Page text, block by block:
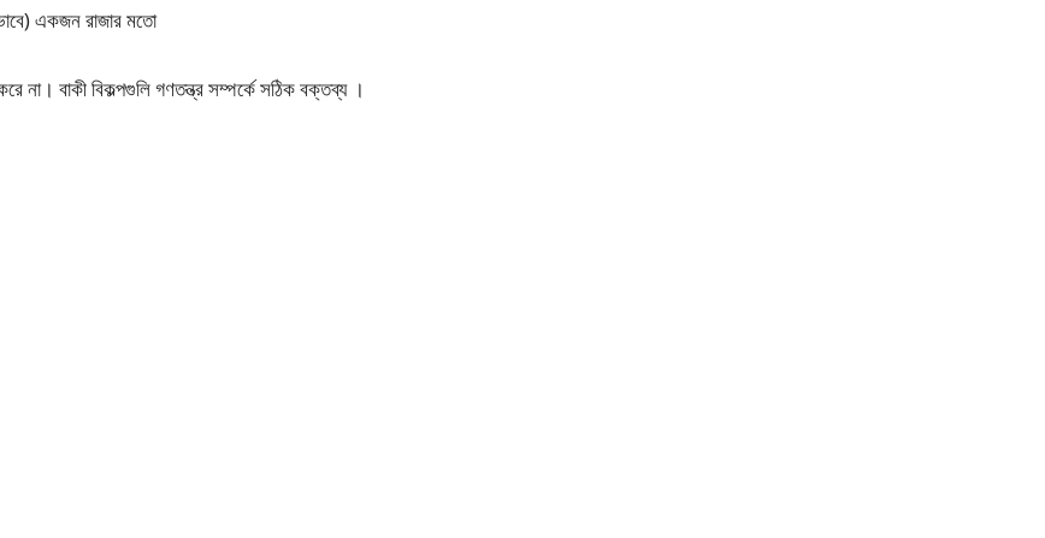
একজন রাজার মতো
না। বাকী বিকল্পগুলি গণতন্ত্র সম্পর্কে সঠিক বক্তব্য ।